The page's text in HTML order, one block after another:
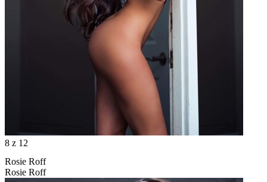
8 z 12
Rosie Roff
Rosie Roff